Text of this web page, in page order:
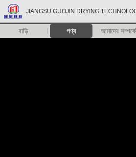
JIANGSU GUOJIN DRYING
বাড়ি পণ্য আমাদের সম্পর্কে